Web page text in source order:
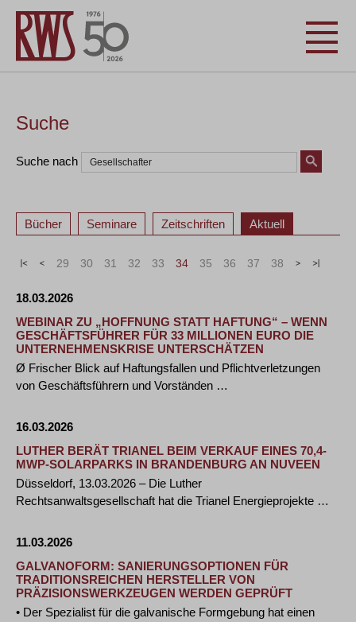
Suche
Suche nach
Bücher Seminare Zeitschriften Aktuell
« < 29 30 31 32 33 34 35 36 37 38 > »
18.03.2026
WEBINAR ZU „HOFFNUNG STATT HAFTUNG“ – WENN
GESCHÄFTSFÜHRER FÜR 33 MILLIONEN EURO DIE
UNTERNEHMENSKRISE UNTERSCHÄTZEN
Ø Frischer Blick auf Haftungsfallen und Pflichtverletzungen
von Geschäftsführern und Vorständen …
16.03.2026
LUTHER BERÄT TRIANEL BEIM VERKAUF EINES 70,4-
MWP-SOLARPARKS IN BRANDENBURG AN NUVEEN
Düsseldorf, 13.03.2026 – Die Luther
Rechtsanwaltsgesellschaft hat die Trianel Energieprojekte …
11.03.2026
GALVANOFORM: SANIERUNGSOPTIONEN FÜR
TRADITIONSREICHEN HERSTELLER VON
PRÄZISIONSWERKZEUGEN WERDEN GEPRÜFT
• Der Spezialist für die galvanische Formgebung hat einen